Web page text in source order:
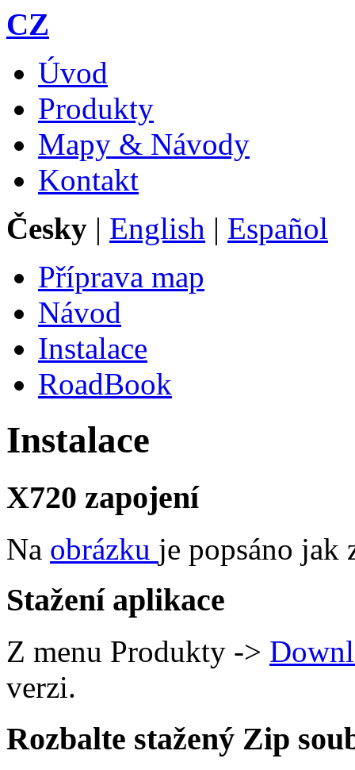
CZ
Úvod
Produkty
Mapy & Návody
Kontakt
Česky | English | Español
Příprava map
Návod
Instalace
RoadBook
Instalace
X720 zapojení
Na obrázku je popsáno jak
Stažení aplikace
Z menu Produkty ->
verzi.
Rozbalte stažený Zip